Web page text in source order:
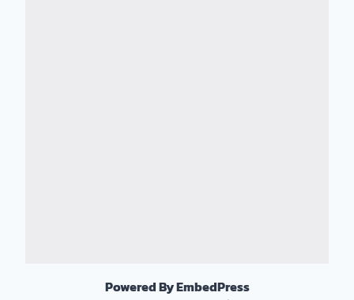
Powered By EmbedPress